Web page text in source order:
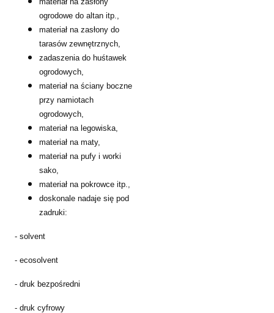
ogrodowe do altan itp.,
materiał na zasłony do
tarasów zewnętrznych,
zadaszenia do huśtawek
ogrodowych,
materiał na ściany boczne
przy namiotach
ogrodowych,
materiał na legowiska,
materiał na maty,
materiał na pufy i worki
sako,
materiał na pokrowce itp.,
doskonale nadaje się pod
zadruki:
- solvent
- ecosolvent
- druk bezpośredni
- druk cyfrowy